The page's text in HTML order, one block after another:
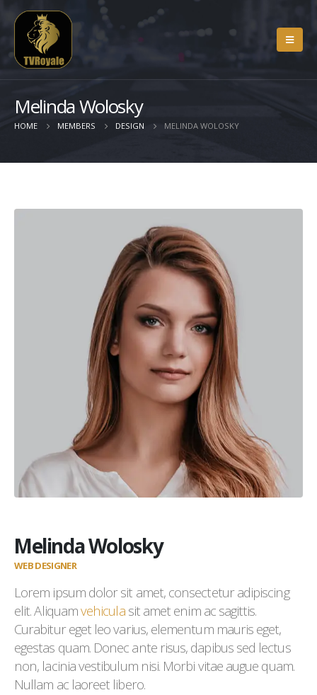
Melinda Wolosky
HOME MEMBERS DESIGN MELINDA WOLOSKY
Melinda Wolosky
WEB DESIGNER
Lorem ipsum dolor sit amet, consectetur adipiscing
elit. Aliquamvehiculasit amet enim ac sagittis.
Curabitur eget leo varius, elementum mauris eget,
egestas quam. Donec ante risus, dapibus sed lectus
non, lacinia vestibulum nisi. Morbi vitae augue quam.
Nullam ac laoreet libero.